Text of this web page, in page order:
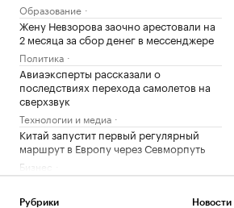
Образование
Жену Невзорова заочно арестовали на
2 месяца за сбор денег в мессенджере
Политика
Авиаэксперты рассказали о
последствиях перехода самолетов на
сверхзвук
Технологии и медиа
Китай запустит первый регулярный
маршрут в Европу через Севморпуть
Бизнес
торги выставлена двушка за ₽32,6 млн
Рубрики Новости